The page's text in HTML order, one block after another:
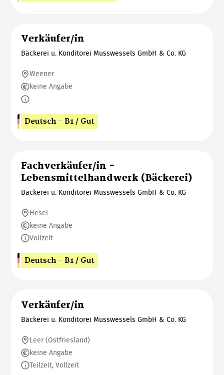
Verkäufer/in
Bäckerei u. Konditorei Musswessels GmbH & Co. KG
Weener
keine Angabe
Deutsch - B1 / Gut
Fachverkäufer/in -
Lebensmittelhandwerk (Bäckerei)
Bäckerei u. Konditorei Musswessels GmbH & Co. KG
Hesel
keine Angabe
Vollzeit
Deutsch - B1 / Gut
Verkäufer/in
Bäckerei u. Konditorei Musswessels GmbH & Co. KG
Leer (Ostfriesland)
keine Angabe
Teilzeit, Vollzeit